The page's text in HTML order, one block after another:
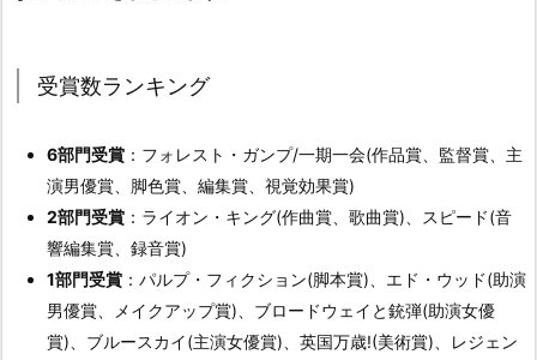
受賞数ランキング
6部門受賞 ：フォレスト・ガンプ/一期一会(作品賞、監督賞、主
演男優賞、脚色賞、編集賞、視覚効果賞)
2部門受賞 ：ライオン・キング(作曲賞、歌曲賞)、スピード(音
響編集賞、録音賞)
1部門受賞 ：パルプ・フィクション(脚本賞)、エド・ウッド(助演
男優賞、メイクアップ賞)、ブロードウェイと銃弾(助演女優
賞)、ブルースカイ(主演女優賞)、英国万歳!(美術賞)、レジェン